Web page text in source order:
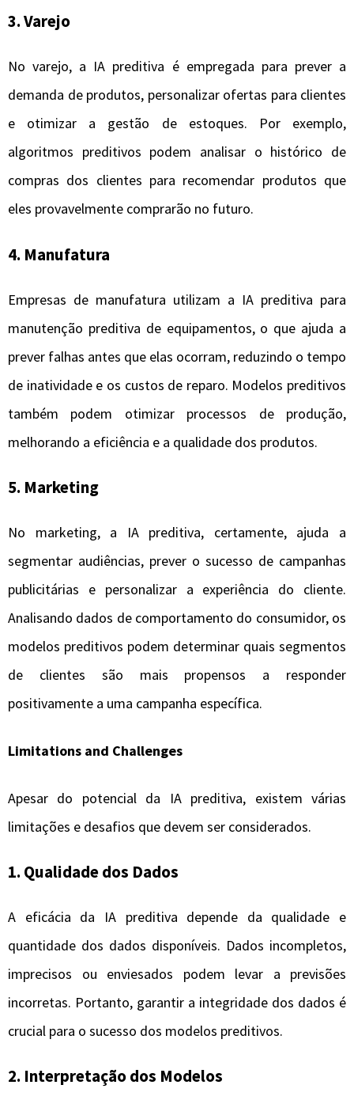
3.Varejo
No varejo, a IA preditiva é empregada para prever a
demanda de produtos, personalizar ofertas para clientes
e otimizar a gestão de estoques. Por exemplo,
algoritmos preditivos podem analisar o histórico de
compras dos clientes para recomendar produtos que
eles provavelmente comprarão no futuro.
4. Manufatura
Empresas de manufatura utilizam a IA preditiva para
manutenção preditiva de equipamentos, o que ajuda a
prever falhas antes que elas ocorram, reduzindo o tempo
de inatividade e os custos de reparo. Modelos preditivos
também podem otimizar processos de produção,
melhorando a eficiência e a qualidade dos produtos.
5. Marketing
No marketing, a IA preditiva, certamente, ajuda a
segmentar audiências, prever o sucesso de campanhas
publicitárias e personalizar a experiência do cliente.
Analisando dados de comportamento do consumidor, os
modelos preditivos podem determinar quais segmentos
de clientes são mais propensos a responder
positivamente a uma campanha específica.
Limitations and Challenges
Apesar do potencial da IA preditiva, existem várias
limitações e desafios que devem ser considerados.
1. Qualidade dos Dados
A eficácia da IA preditiva depende da qualidade e
quantidade dos dados disponíveis. Dados incompletos,
imprecisos ou enviesados podem levar a previsões
incorretas. Portanto, garantir a integridade dos dados é
crucial para o sucesso dos modelos preditivos.
2. Interpretação dos Modelos